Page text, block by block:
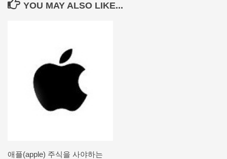
YOU MAY ALSO LIKE...
애플(apple) 주식을 사야하는